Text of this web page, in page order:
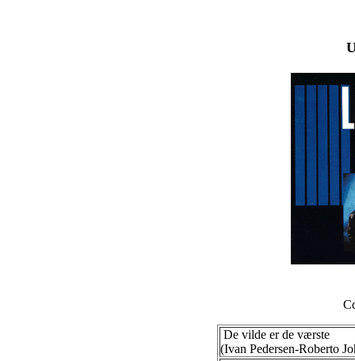
De vilde er de værste
(Ivan Pedersen-Roberto